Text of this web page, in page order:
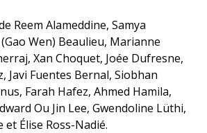
Reem Alameddine, Samya
Wen) Beaulieu, Marianne
Xan Choquet, Joée Dufresne,
Javi Fuentes Bernal, Siobhan
Farah Hafez, Ahmed Hamila,
Ou Jin Lee, Gwendoline Lüthi,
Élise Ross-Nadié.